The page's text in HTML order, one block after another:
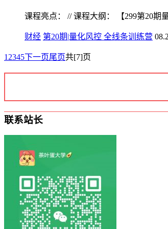
课程亮点： // 课程大纲： 【299第20期
财经 第20期|量化风控 全线条训练营
1 2345下一页尾页共[7]页
联系站长